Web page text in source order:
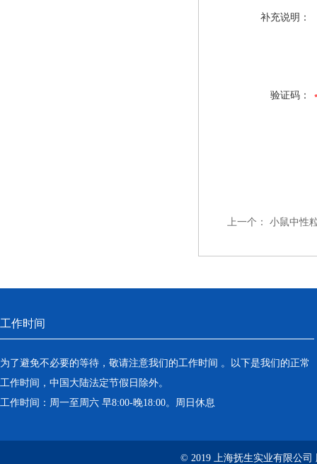
补充说明：
验证码：
上一个： 小鼠中性
工作时间
为了避免不必要的等待，敬请注意我们的工作时间 。以下是我们的正常
工作时间，中国大陆法定节假日除外。
工作时间：周一至周六 早8:00-晚18:00。周日休息
© 2019 上海抚生实业有限公司